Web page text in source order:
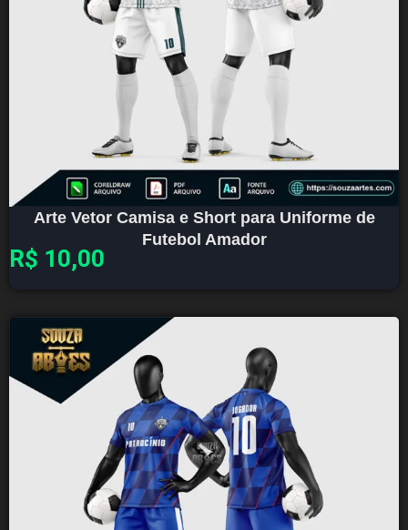
Arte Vetor Camisa e Short para Uniforme de
Futebol Amador
R$ 10,00